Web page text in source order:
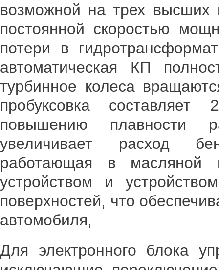
возможной на трех высших
постоянной скоростью
потери в
автоматическая КП
турбинное колеса
пробуксовка
повышению плавности
увеличивает расход
работающая в масляной
устройством и
поверхностей, что
автомобиля,
Для электронного блока